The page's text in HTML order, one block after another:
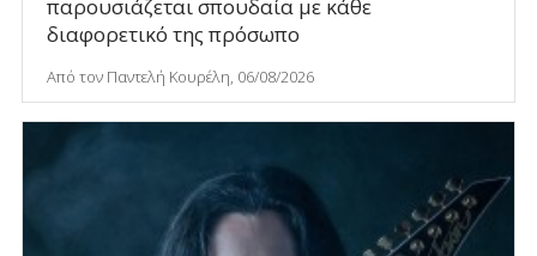
παρουσιάζεται σπουδαία με κάθε
διαφορετικό της πρόσωπο
Από τον Παντελή Κουρέλη, 06/08/2026